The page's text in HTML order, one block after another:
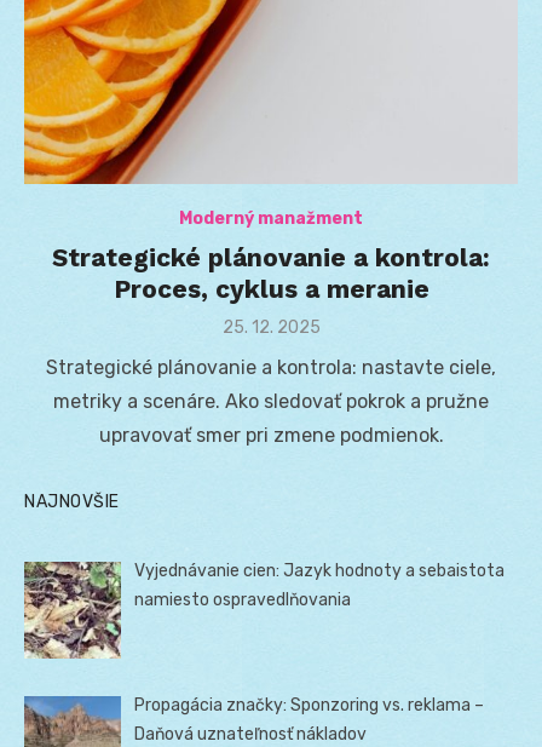
Moderný manažment
Strategické plánovanie a kontrola:
Proces, cyklus a meranie
Posted
25. 12. 2025
Strategické plánovanie a kontrola: nastavte ciele,
metriky a scenáre. Ako sledovať pokrok a pružne
upravovať smer pri zmene podmienok.
NAJNOVŠIE
Vyjednávanie cien: Jazyk hodnoty a sebaistota
namiesto ospravedlňovania
Propagácia značky: Sponzoring vs. reklama –
Daňová uznateľnosť nákladov